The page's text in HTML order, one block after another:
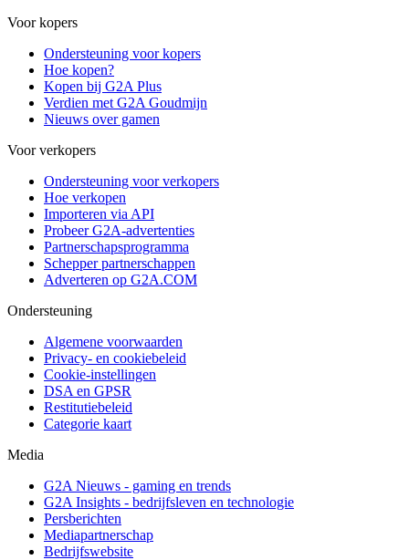
Voor kopers
Ondersteuning voor kopers
Hoe kopen?
Kopen bij G2A Plus
Verdien met G2A Goudmijn
Nieuws over gamen
Voor verkopers
Ondersteuning voor verkopers
Hoe verkopen
Importeren via API
Probeer G2A-advertenties
Partnerschapsprogramma
Schepper partnerschappen
Adverteren op G2A.COM
Ondersteuning
Algemene voorwaarden
Privacy- en cookiebeleid
Cookie-instellingen
DSA en GPSR
Restitutiebeleid
Categorie kaart
Media
G2A Nieuws - gaming en trends
G2A Insights - bedrijfsleven en technologie
Persberichten
Mediapartnerschap
Bedrijfswebsite